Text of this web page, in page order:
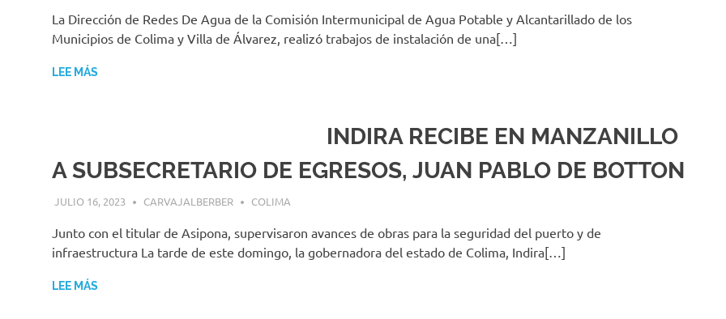
La Dirección de Redes De Agua de la Comisión Intermunicipal de Agua Potable y Alcantarillado de los
Municipios de Colima y Villa de Álvarez, realizó trabajos de instalación de una[…]
LEE MÁS
INDIRA RECIBE EN MANZANILLO
A SUBSECRETARIO DE EGRESOS, JUAN PABLO DE BOTTON
JULIO 16, 2023 CARVAJALBERBER COLIMA
Junto con el titular de Asipona, supervisaron avances de obras para la seguridad del puerto y de
infraestructura La tarde de este domingo, la gobernadora del estado de Colima, Indira[…]
LEE MÁS